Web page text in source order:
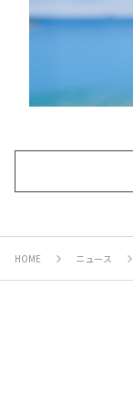
HOME ニュース